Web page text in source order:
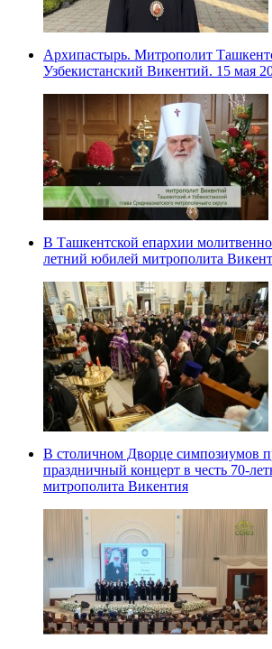
Архипастырь. Митрополит
Узбекистанский Викентий. 15 мая
В Ташкентской епархии
летний юбилей митрополита
В столичном Дворце симпозиумов
праздничный концерт в честь 70-
митрополита Викентия